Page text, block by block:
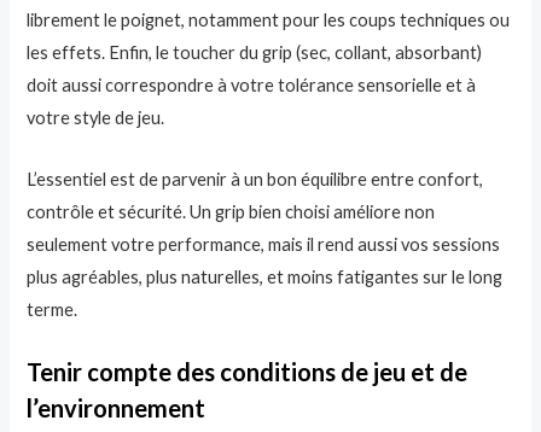
librement le poignet, notamment pour les coups techniques ou
les effets. Enfin, le toucher du grip (sec, collant, absorbant)
doit aussi correspondre à votre tolérance sensorielle et à
votre style de jeu.
L’essentiel est de parvenir à un bon équilibre entre confort,
contrôle et sécurité. Un grip bien choisi améliore non
seulement votre performance, mais il rend aussi vos sessions
plus agréables, plus naturelles, et moins fatigantes sur le long
terme.
Tenir compte des conditions de jeu et de
l’environnement